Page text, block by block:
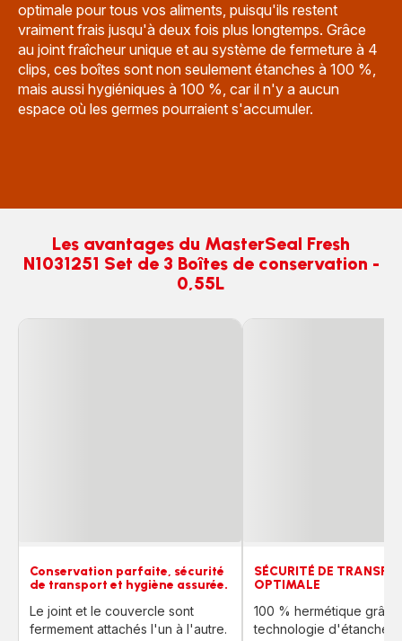
optimale pour tous vos aliments, puisqu'ils restent
vraiment frais jusqu'à deux fois plus longtemps. Grâce
au joint fraîcheur unique et au système de fermeture à 4
clips, ces boîtes sont non seulement étanches à 100 %,
mais aussi hygiéniques à 100 %, car il n'y a aucun
espace où les germes pourraient s'accumuler.
Les avantages du MasterSeal Fresh
N1031251 Set de 3 Boîtes de conservation -
0,55L
Conservation parfaite, sécurité
de transport et hygiène assurée.
Le joint et le couvercle sont
fermement attachés l'un à l'autre.
SÉCURITÉ DE
OPTIMALE
100 % hermétique
technologie